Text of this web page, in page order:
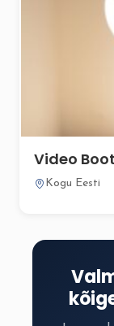
Video
Kogu Eesti